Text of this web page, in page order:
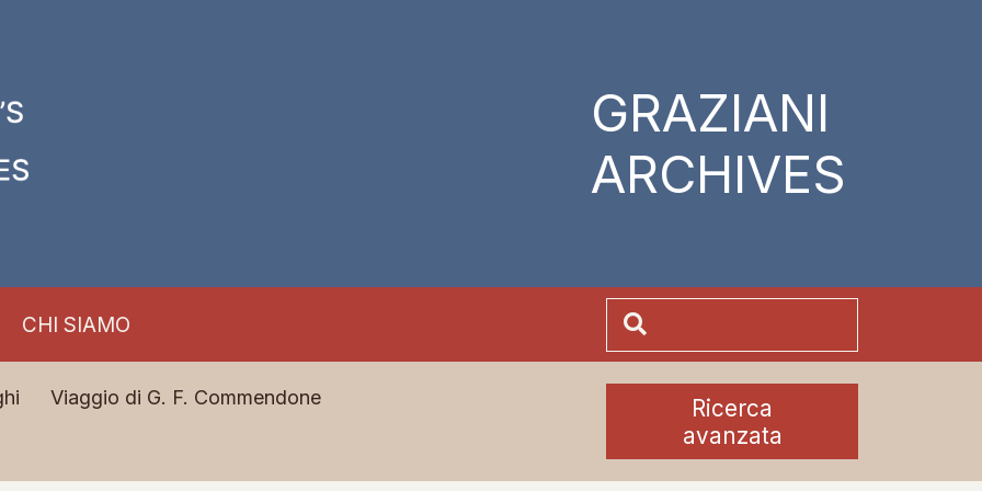
GRAZIANI
ARCHIVES
CHI SIAMO
Viaggio di G. F. Commendone
Ricerca
avanzata